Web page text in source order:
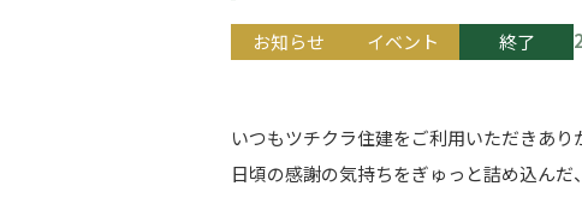
お知らせ イベント 終了
いつもツチクラ住建をご利用いただきあり
日頃の感謝の気持ちをぎゅっと詰め込んだ、